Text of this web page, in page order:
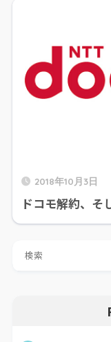
2018年10月3日
ドコモ解約、そ